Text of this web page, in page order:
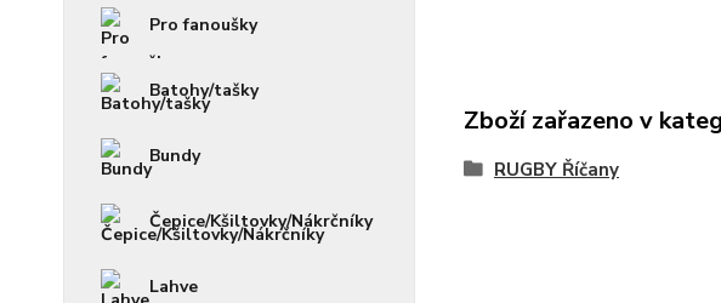
Pro fanoušky
Batohy/tašky
Bundy
Čepice/Kšiltovky/Nákrčníky
Lahve
Zboží zařazeno v
RUGBY Říčany